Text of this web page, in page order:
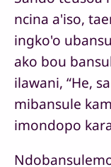
ncina a'iso,
ingko'o
ako bou
ilawani, “He,
mibansule
imondopo